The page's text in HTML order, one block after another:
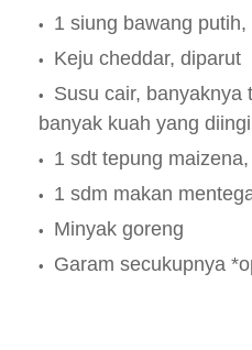
1 siung bawang
Keju cheddar, diparut
Susu cair, banyaknya
banyak kuah yang
1 sdt tepung
1 sdm makan
Minyak goreng
Garam secukupnya